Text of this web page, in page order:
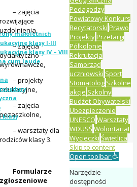
małoletnich
klasy I-III
klasy IV – VIII
cum laude
klasy
– zajęcia
rozwijające
uzdolnienia,
– zajęcia
– projekty
– zajęcia
pozaszkolne,
– warsztaty dla
rodziców klasy 3.
Formularze
zgłoszeniowe
Pedagodzy
Powiatowy Konkurs
Recytatorski Prawo
ProjektyPrzetargi
Półkolonie
Rekrutacja
Samorząd
uczniowski Sport
Stomatolog Szkolne
akcje Szkolny
Budżet Obywatelski
Ubezpieczenie
UNESCO Warsztaty
WDUSŚWolontariat
Wycieczki Świetlica
Skip to content
Open toolbar
Narzędzie
dostępności